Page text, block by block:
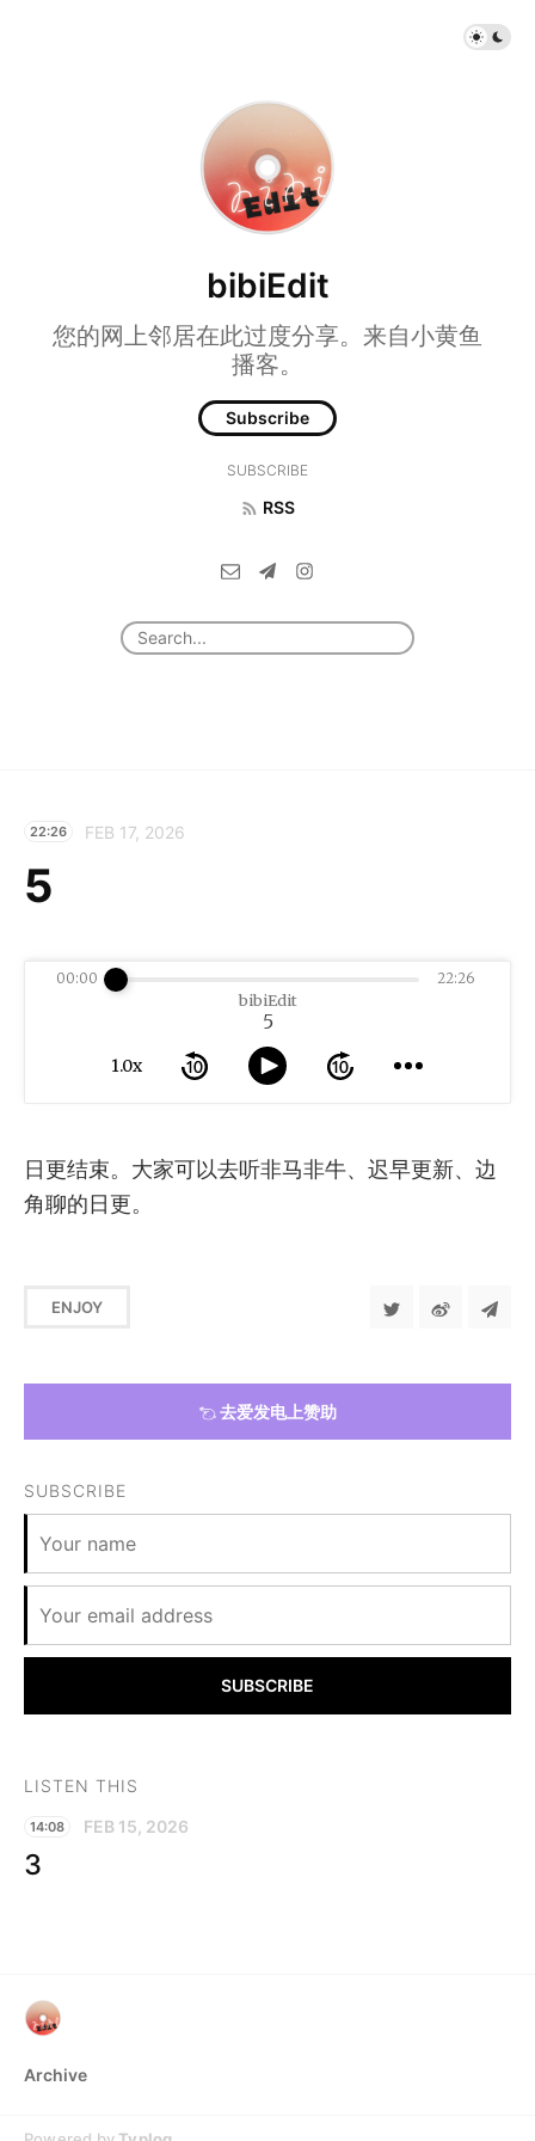
bibiEdit
您的网上邻居在此过度分享。来自小黄鱼
播客。
Subscribe
SUBSCRIBE
RSS
22:26 FEB 17, 2026
5
bibiEdit
5
1.0x
00:00 22:26
日更结束。大家可以去听非马非牛、迟早更新、边
角聊的日更。
ENJOY
去爱发电上赞助
SUBSCRIBE
SUBSCRIBE
LISTEN THIS
14:08 FEB 15, 2026
3
Archive